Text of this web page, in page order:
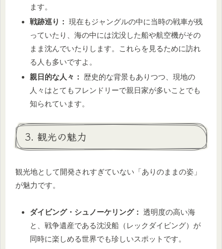
ます。
戦跡巡り： 現在もジャングルの中に当時の戦車が残
っていたり、海の中には沈没した船や航空機がその
まま沈んでいたりします。これらを見るために訪れ
る人も多いですよ。
親日的な人々：
歴史的な背景もありつつ、現地の
人々はとてもフレンドリーで親日家が多いことでも
知られています。
3. 観光の魅力
観光地として開発されすぎていない「ありのままの姿」
が魅力です。
ダイビング・シュノーケリング： 透明度の高い海
と、戦争遺産である沈没船（レックダイビング）が
同時に楽しめる世界でも珍しいスポットです。